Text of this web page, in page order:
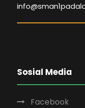
Sosial Media
Facebook